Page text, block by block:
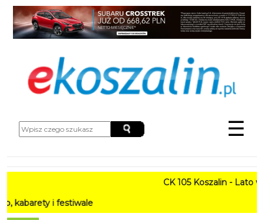
☰
CK 105 Koszalin - Lato w
i festiwale